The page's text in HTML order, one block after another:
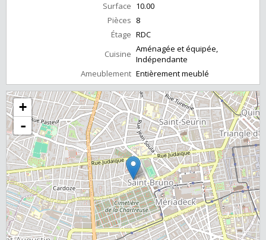
Surface 10.00
Pièces 8
Étage RDC
Cuisine Aménagée et équipée,
Indépendante
Ameublement Entièrement meublé
+
-